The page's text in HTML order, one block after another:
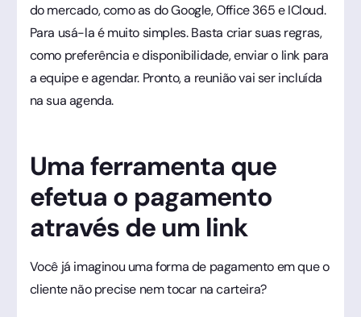
do mercado, como as do Google, Office 365 e ICloud.
Para usá-la é muito simples. Basta criar suas regras,
como preferência e disponibilidade, enviar o link para
a equipe e agendar. Pronto, a reunião vai ser incluída
na sua agenda.
Uma ferramenta que
efetua o pagamento
através de um link
Você já imaginou uma forma de pagamento em que o
cliente não precise nem tocar na carteira?